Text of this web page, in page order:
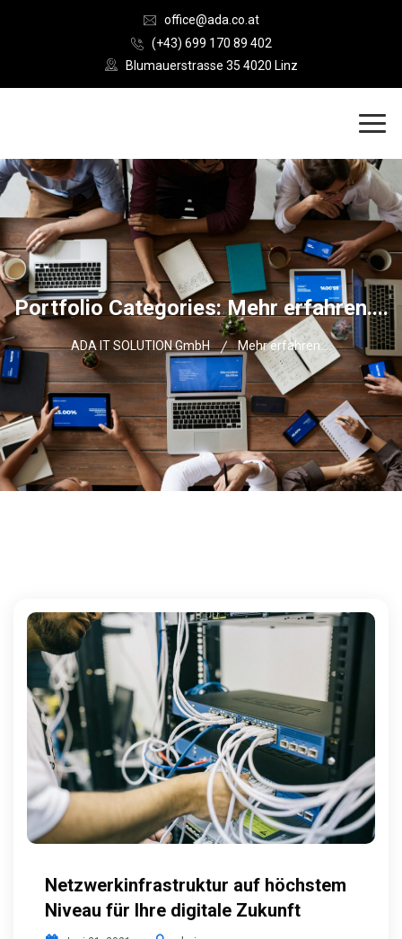
office@ada.co.at
(+43) 699 170 89 402
Blumauerstrasse 35 4020 Linz
Portfolio Categories:Mehr erfahren....
ADA IT SOLUTION GmbH Mehr erfahren....
Netzwerkinfrastruktur auf höchstem
Niveau für Ihre digitale Zukunft